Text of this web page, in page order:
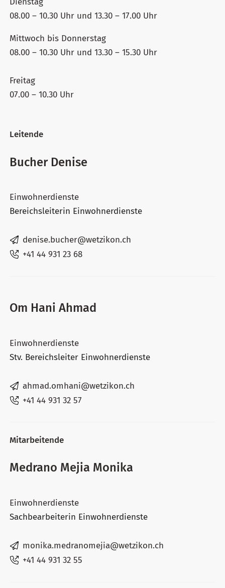
08.00 – 10.30 Uhr und 13.30 – 17.00 Uhr
Mittwoch bis Donnerstag
08.00 – 10.30 Uhr und 13.30 – 15.30 Uhr
Freitag
07.00 – 10.30 Uhr
Leitende
Bucher Denise
Einwohnerdienste
Bereichsleiterin Einwohnerdienste
denise.bucher@wetzikon.ch
+41 44 931 23 68
Om Hani Ahmad
Einwohnerdienste
Stv. Bereichsleiter Einwohnerdienste
ahmad.omhani@wetzikon.ch
+41 44 931 32 57
Mitarbeitende
Medrano Mejia Monika
Einwohnerdienste
Sachbearbeiterin Einwohnerdienste
monika.medranomejia@wetzikon.ch
+41 44 931 32 55